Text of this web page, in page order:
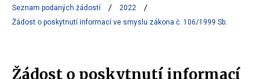
Seznam podaných žádostí
2022
Žádost o poskytnutí informací ve smyslu zákona č. 106/1999 Sb.
Žádost o poskytnutí informací